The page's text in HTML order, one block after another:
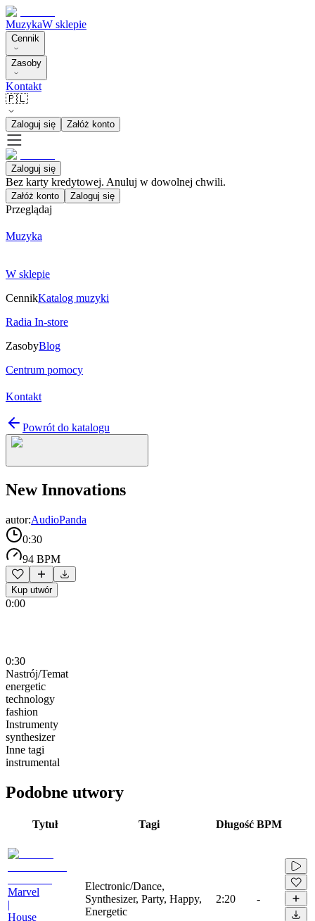
MuzykaW sklepie
Cennik
Zasoby
Kontakt
🇵🇱
Zaloguj się Załóż konto
Zaloguj się
Bez karty kredytowej. Anuluj w dowolnej chwili.
Załóż konto Zaloguj się
Przeglądaj
Muzyka
W sklepie
CennikKatalog muzyki
Radia In-store
ZasobyBlog
Centrum pomocy
Kontakt
Powrót do katalogu
New Innovations
autor:AudioPanda
0:30
94 BPM
Kup utwór
0:00
0:30
Nastrój/Temat
energetic
technology
fashion
Instrumenty
synthesizer
Inne tagi
instrumental
Podobne utwory
Tytuł Tagi Długość BPM
Marvel
|
House
Electronic/Dance,
Synthesizer, Party, Happy,
Energetic
2:20 -